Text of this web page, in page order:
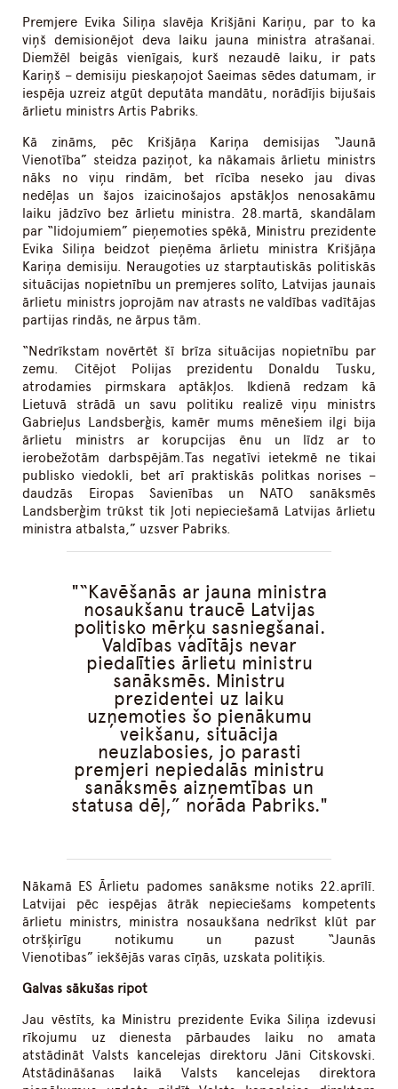
Premjere Evika Siliņa slavēja Krišjāni Kariņu, par to ka
viņš demisionējot deva laiku jauna ministra atrašanai.
Diemžēl beigās vienīgais, kurš nezaudē laiku, ir pats
Kariņš – demisiju pieskaņojot Saeimas sēdes datumam, ir
iespēja uzreiz atgūt deputāta mandātu, norādījis bijušais
ārlietu ministrs Artis Pabriks.
Kā zināms, pēc Krišjāņa Kariņa demisijas “Jaunā
Vienotība” steidza paziņot, ka nākamais ārlietu ministrs
nāks no viņu rindām, bet rīcība neseko jau divas
nedēļas un šajos izaicinošajos apstākļos nenosakāmu
laiku jādzīvo bez ārlietu ministra. 28.⁠martā, skandālam
par “lidojumiem” pieņemoties spēkā, Ministru prezidente
Evika Siliņa beidzot pieņēma ārlietu ministra Krišjāņa
Kariņa demisiju. Neraugoties uz starptautiskās politiskās
situācijas nopietnību un premjeres solīto, Latvijas jaunais
ārlietu ministrs joprojām nav atrasts ne valdības vadītājas
partijas rindās, ne ārpus tām.
“Nedrīkstam novērtēt šī brīza situācijas nopietnību par
zemu. Citējot Polijas prezidentu Donaldu Tusku,
atrodamies pirmskara aptākļos. Ikdienā redzam kā
Lietuvā strādā un savu politiku realizē viņu ministrs
Gabrieļus Landsberģis, kamēr mums mēnešiem ilgi bija
ārlietu ministrs ar korupcijas ēnu un līdz ar to
ierobežotām darbspējām.Tas negatīvi ietekmē ne tikai
publisko viedokli, bet arī praktiskās politkas norises –
daudzās Eiropas Savienības un NATO sanāksmēs
Landsberģim trūkst tik ļoti nepieciešamā Latvijas ārlietu
ministra atbalsta,” uzsver Pabriks.
“Kavēšanās ar jauna ministra
nosaukšanu traucē Latvijas
politisko mērķu sasniegšanai.
Valdības vadītājs nevar
piedalīties ārlietu ministru
sanāksmēs. Ministru
prezidentei uz laiku
uzņemoties šo pienākumu
veikšanu, situācija
neuzlabosies, jo parasti
premjeri nepiedalās ministru
sanāksmēs aizņemtības un
statusa dēļ,” norāda Pabriks.
Nākamā ES Ārlietu padomes sanāksme notiks 22.aprīlī.
Latvijai pēc iespējas ātrāk nepieciešams kompetents
ārlietu ministrs, ministra nosaukšana nedrīkst klūt par
otršķirīgu notikumu un pazust “Jaunās
Vienotibas” iekšējās varas cīņās, uzskata politiķis.
Galvas sākušas ripot
Jau vēstīts, ka Ministru prezidente Evika Siliņa izdevusi
rīkojumu uz dienesta pārbaudes laiku no amata
atstādināt Valsts kancelejas direktoru Jāni Citskovski.
Atstādināšanas laikā Valsts kancelejas direktora